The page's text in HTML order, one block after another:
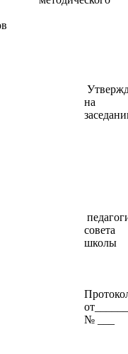
классов
на
совета
школы
№ ___